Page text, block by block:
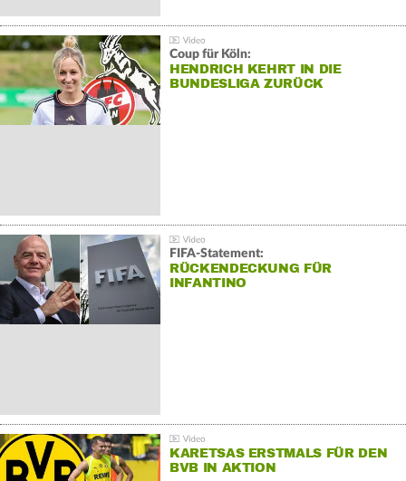
Coup für Köln:
HENDRICH KEHRT IN DIE
BUNDESLIGA ZURÜCK
FIFA-Statement:
RÜCKENDECKUNG FÜR
INFANTINO
KARETSAS ERSTMALS FÜR DEN
BVB IN AKTION